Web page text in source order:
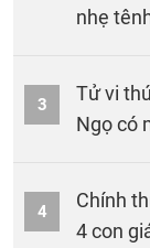
nhẹ
3
Tử vi
Ngọ có
4
Chính
4 con